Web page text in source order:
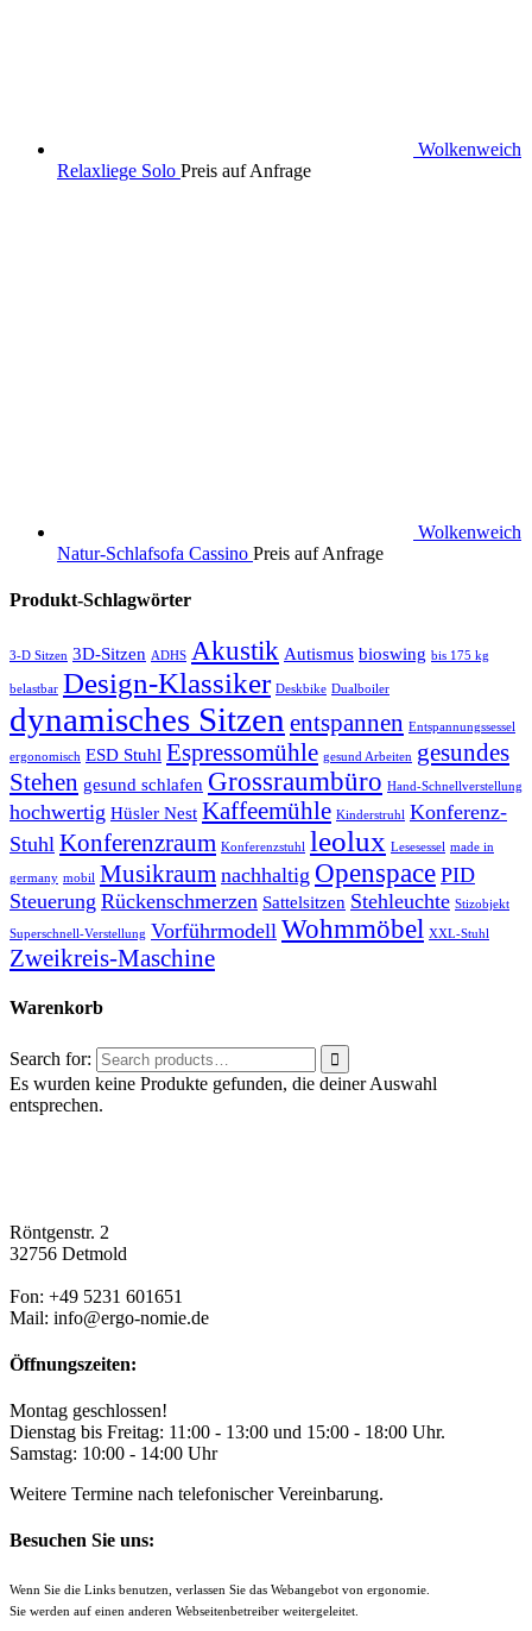
Wolkenweich
Relaxliege Solo Preis auf Anfrage
Wolkenweich
Natur-Schlafsofa Cassino Preis auf Anfrage
Produkt-Schlagwörter
3-D Sitzen 3D-Sitzen ADHS Akustik Autismus bioswing bis 175 kg
belastbar Design-Klassiker Deskbike Dualboiler
dynamisches Sitzen entspannen Entspannungssessel
ergonomisch ESD Stuhl Espressomühle gesund Arbeiten gesundes
Stehen gesund schlafen Grossraumbüro Hand-Schnellverstellung
hochwertig Hüsler Nest Kaffeemühle Kinderstruhl Konferenz-
Stuhl Konferenzraum Konferenzstuhl leolux Lesesessel made in
germany mobil Musikraum nachhaltig Openspace PID
Steuerung Rückenschmerzen Sattelsitzen Stehleuchte Stizobjekt
Superschnell-Verstellung Vorführmodell Wohmmöbel XXL-Stuhl
Zweikreis-Maschine
Warenkorb
Search for:
Es wurden keine Produkte gefunden, die deiner Auswahl
entsprechen.
Röntgenstr. 2
32756 Detmold
Fon: +49 5231 601651
Mail: info@ergo-nomie.de
Öffnungszeiten:
Montag geschlossen!
Dienstag bis Freitag: 11:00 - 13:00 und 15:00 - 18:00 Uhr.
Samstag: 10:00 - 14:00 Uhr
Weitere Termine nach telefonischer Vereinbarung.
Besuchen Sie uns:
Wenn Sie die Links benutzen, verlassen Sie das Webangebot von ergonomie.
Sie werden auf einen anderen Webseitenbetreiber weitergeleitet.